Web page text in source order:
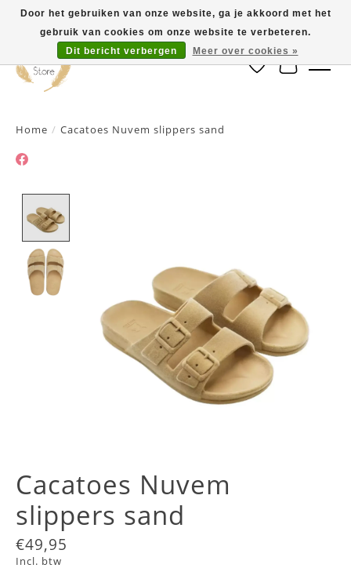
Verlanglijst
Home / Cacatoes Nuvem slippers sand
Cacatoes Nuvem
slippers sand
€49,95
Incl. btw
Door het gebruiken van onze website, ga je akkoord met het
gebruik van cookies om onze website te verbeteren.
Dit bericht verbergen
Meer over cookies »